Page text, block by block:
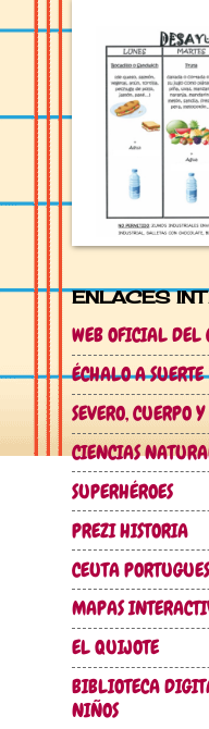
ENLACES
WEB OFICIAL DEL
ÉCHALO A SUERTE
SEVERO, CUERPO
CIENCIAS
SUPERHÉROES
PREZI HISTORIA
CEUTA
MAPAS
EL QUIJOTE
BIBLIOTECA
NIÑOS